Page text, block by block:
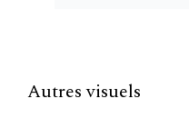
Autres visuels